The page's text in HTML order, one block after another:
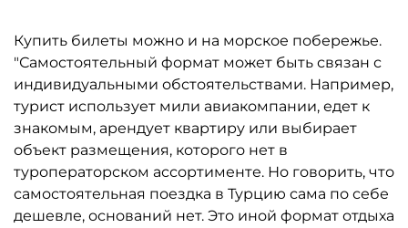
Купить билеты можно и на морское побережье.
"Самостоятельный формат может быть связан с
индивидуальными обстоятельствами. Например,
турист использует мили авиакомпании, едет к
знакомым, арендует квартиру или выбирает
объект размещения, которого нет в
туроператорском ассортименте. Но говорить, что
самостоятельная поездка в Турцию сама по себе
дешевле, оснований нет. Это иной формат отдыха